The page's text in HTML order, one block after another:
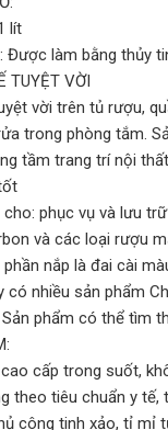
lít
Được làm bằng thủy
TUYỆT VỜI
vời trên tủ rượu,
trong phòng tắm.
tầm trang trí nội
phục vụ và lưu
và các loại rượu
nắp là đai cài
có nhiều sản phẩm
phẩm có thể tìm
cấp trong suốt,
theo tiêu chuẩn y
công tinh xảo, tỉ mỉ